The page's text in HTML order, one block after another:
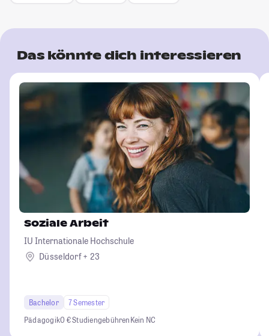
Das könnte dich interessieren
Soziale Arbeit
IU Internationale Hochschule
Düsseldorf + 23
Bachelor
7 Semester
Pädagogik0 € StudiengebührenKein NC